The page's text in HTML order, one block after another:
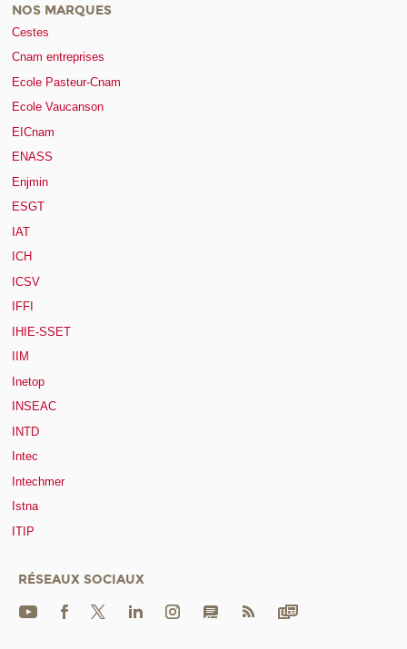
NOS MARQUES
Cestes
Cnam entreprises
Ecole Pasteur-Cnam
Ecole Vaucanson
EICnam
ENASS
Enjmin
ESGT
IAT
ICH
ICSV
IFFI
IHIE-SSET
IIM
Inetop
INSEAC
INTD
Intec
Intechmer
Istna
ITIP
RÉSEAUX SOCIAUX